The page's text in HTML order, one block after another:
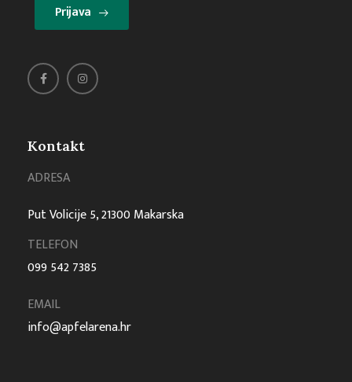
Kontakt
ADRESA
Put Volicije 5, 21300 Makarska
TELEFON
099 542 7385
EMAIL
info@apfelarena.hr
Prijava